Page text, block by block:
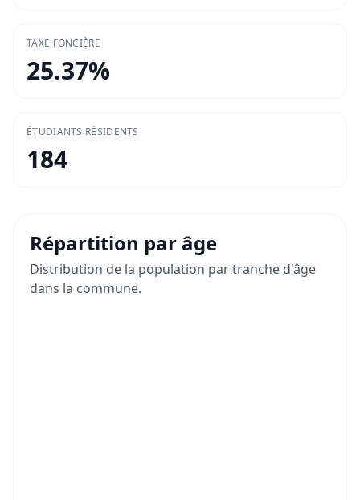
TAXE FONCIÈRE
25.37%
ÉTUDIANTS RÉSIDENTS
184
Répartition par âge
Distribution de la population par tranche d'âge
dans la commune.